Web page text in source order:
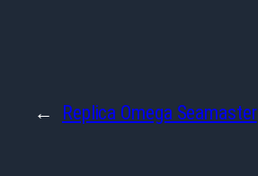
← Replica Omega Seamaster